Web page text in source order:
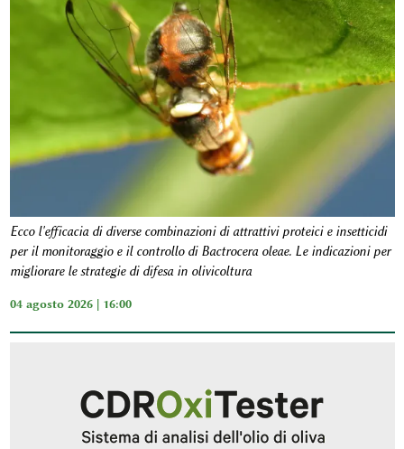
Ecco l'efficacia di diverse combinazioni di attrattivi proteici e insetticidi
per il monitoraggio e il controllo di Bactrocera oleae. Le indicazioni per
migliorare le strategie di difesa in olivicoltura
04 agosto 2026 | 16:00